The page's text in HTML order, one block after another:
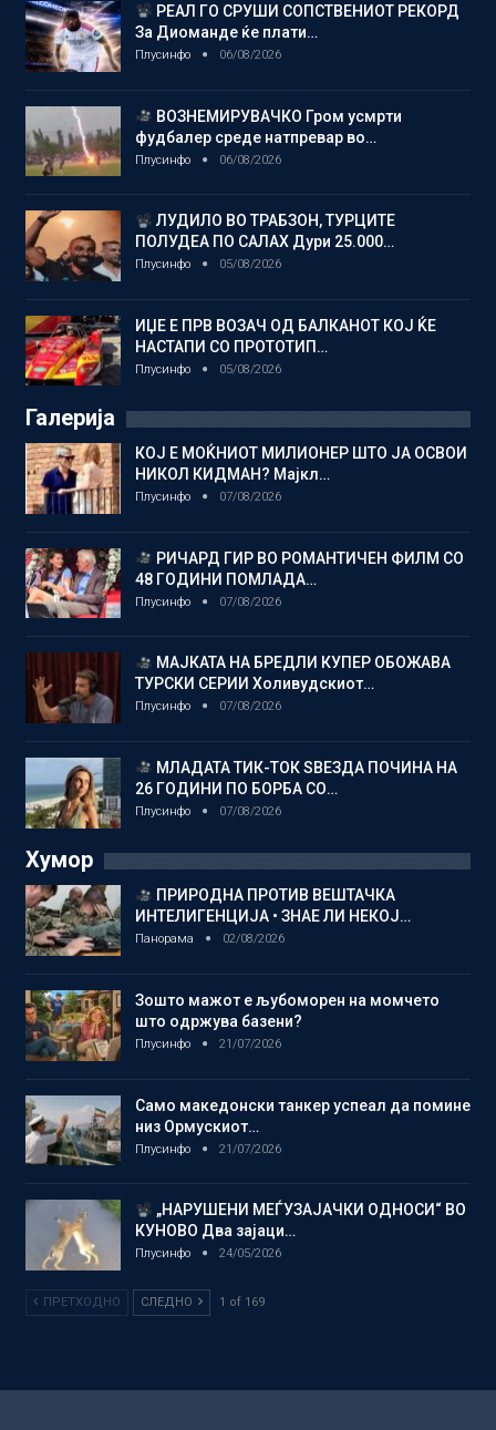
РЕАЛ ГО СРУШИ СОПСТВЕНИОТ РЕКОРД
За Диоманде ќе плати…
Плусинфо 06/08/2026
ВОЗНЕМИРУВАЧКО Гром усмрти
фудбалер среде натпревар во…
Плусинфо 06/08/2026
ЛУДИЛО ВО ТРАБЗОН, ТУРЦИТЕ
ПОЛУДЕА ПО САЛАХ Дури 25.000…
Плусинфо 05/08/2026
ИЏЕ Е ПРВ ВОЗАЧ ОД БАЛКАНОТ КОЈ ЌЕ
НАСТАПИ СО ПРОТОТИП…
Плусинфо 05/08/2026
Галерија
КОЈ Е МОЌНИОТ МИЛИОНЕР ШТО ЈА ОСВОИ
НИКОЛ КИДМАН? Мајкл…
Плусинфо 07/08/2026
РИЧАРД ГИР ВО РОМАНТИЧЕН ФИЛМ СО
48 ГОДИНИ ПОМЛАДА…
Плусинфо 07/08/2026
МАЈКАТА НА БРЕДЛИ КУПЕР ОБОЖАВА
ТУРСКИ СЕРИИ Холивудскиот…
Плусинфо 07/08/2026
МЛАДАТА ТИК-ТОК ЅВЕЗДА ПОЧИНА НА
26 ГОДИНИ ПО БОРБА СО…
Плусинфо 07/08/2026
Хумор
ПРИРОДНА ПРОТИВ ВЕШТАЧКА
ИНТЕЛИГЕНЦИЈА • ЗНАЕ ЛИ НЕКОЈ…
Панорама 02/08/2026
Зошто мажот е љубоморен на момчето
што одржува базени?
Плусинфо 21/07/2026
Само македонски танкер успеал да помине
низ Ормускиот…
Плусинфо 21/07/2026
„НАРУШЕНИ МЕЃУЗАЈАЧКИ ОДНОСИ“ ВО
КУНОВО Два зајаци…
Плусинфо 24/05/2026
ПРЕТХОДНО СЛЕДНО 1 of 169